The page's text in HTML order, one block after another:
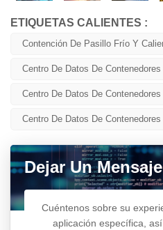
ETIQUETAS CALIENTES :
Contención De Pasillo Frío Y
Centro De Datos De
Centro De Datos De
Centro De Datos De Contenedores
Dejar Un Mensaje
Cuéntenos sobre su
aplicación específica,